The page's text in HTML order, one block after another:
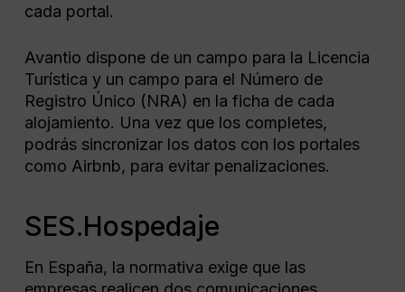
cada portal.
Avantio dispone de un campo para la Licencia
Turística y un campo para el Número de
Registro Único (NRA) en la ficha de cada
alojamiento. Una vez que los completes,
podrás sincronizar los datos con los portales
como Airbnb, para evitar penalizaciones.
SES.Hospedaje
En España, la normativa exige que las